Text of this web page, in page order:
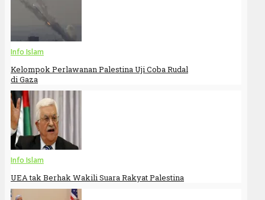
Info Islam
Kelompok Perlawanan Palestina Uji Coba Rudal
di Gaza
Info Islam
UEA tak Berhak Wakili Suara Rakyat Palestina